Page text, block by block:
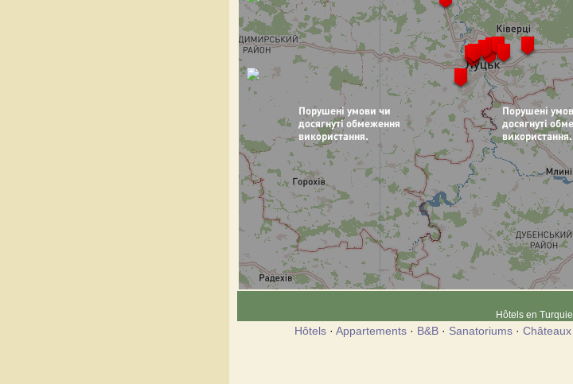
Hôtels en Turquie
Hôtels · Appartements · B&B · Sanatoriums · Châteaux